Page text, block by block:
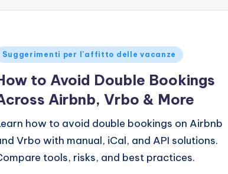
Suggerimenti per l'affitto delle vacanze
to Avoid Double Bookings
Airbnb, Vrbo & More
how to avoid double bookings on Airbnb
Vrbo with manual, iCal, and API solutions.
tools, risks, and best practices.